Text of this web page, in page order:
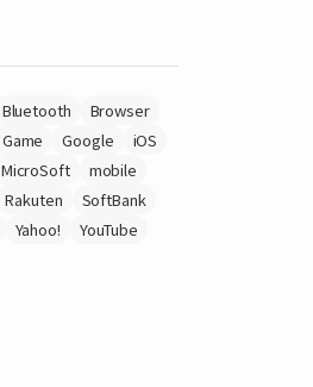
Bluetooth
Browser
Game Google
iOS
MicroSoft
mobile
Rakuten
SoftBank
Yahoo! YouTube